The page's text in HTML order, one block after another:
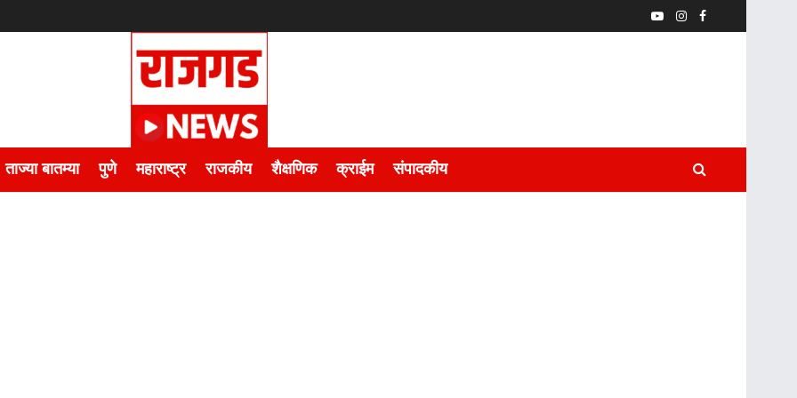
ताज्या बातम्या पुणे महाराष्ट्र राजकीय शैक्षणिक क्राईम संपादकीय